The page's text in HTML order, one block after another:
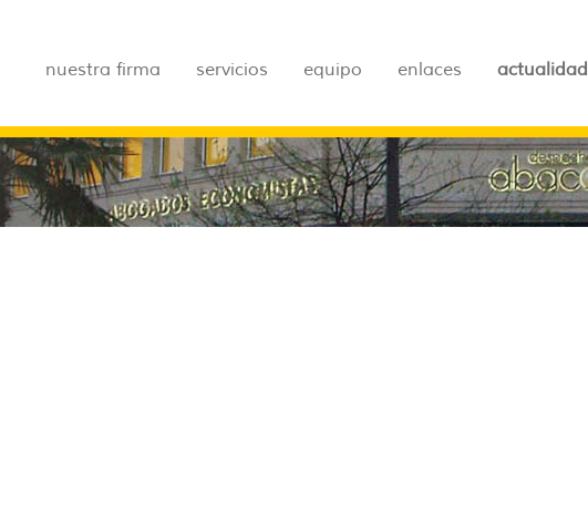
nuestra firma servicios equipo enlaces actualidad